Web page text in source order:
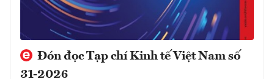
Đón đọc Tạp chí Kinh tế Việt Nam số
31-2026